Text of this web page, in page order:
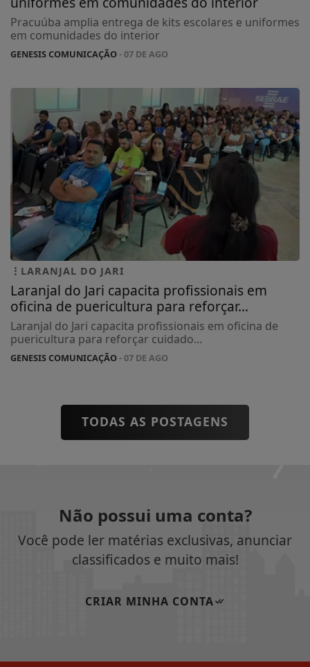
Pracuúba amplia entrega de kits escolares e uniformes
em comunidades do interior
GENESIS COMUNICAÇÃO- 07 DE AGO
LARANJAL DO JARI
Laranjal do Jari capacita profissionais em
oficina de puericultura para reforçar...
Laranjal do Jari capacita profissionais em oficina de
puericultura para reforçar cuidado...
GENESIS COMUNICAÇÃO- 07 DE AGO
TODAS AS POSTAGENS
Não possui uma conta?
Você pode ler matérias exclusivas, anunciar
classificados e muito mais!
CRIAR MINHA CONTA